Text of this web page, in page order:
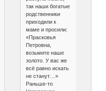
так наши богатые
родственники
приходили к
маме и просили:
«Прасковья
Петровна,
возьмите наше
золото. У вас же
всё равно искать
не станут…»
Раньше-то